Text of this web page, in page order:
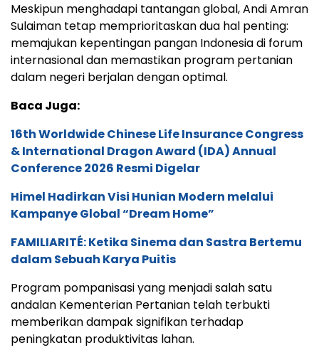
Meskipun menghadapi tantangan global, Andi Amran
Sulaiman tetap memprioritaskan dua hal penting:
memajukan kepentingan pangan Indonesia di forum
internasional dan memastikan program pertanian
dalam negeri berjalan dengan optimal.
Baca Juga:
16th Worldwide Chinese Life Insurance Congress
& International Dragon Award (IDA) Annual
Conference 2026 Resmi Digelar
Himel Hadirkan Visi Hunian Modern melalui
Kampanye Global “Dream Home”
FAMILIARITÉ: Ketika Sinema dan Sastra Bertemu
dalam Sebuah Karya Puitis
Program pompanisasi yang menjadi salah satu
andalan Kementerian Pertanian telah terbukti
memberikan dampak signifikan terhadap
peningkatan produktivitas lahan.